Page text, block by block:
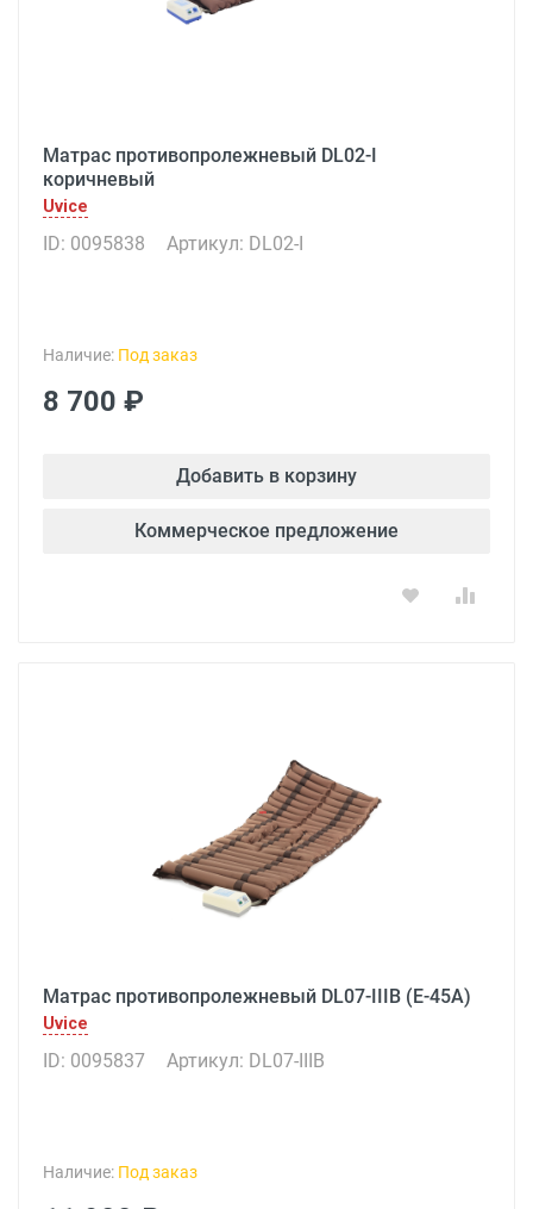
Матрас противопролежневый DL02-I
коричневый
Uvice
ID: 0095838 Артикул: DL02-I
Наличие: Под заказ
8 700 ₽
Добавить в корзину
Коммерческое предложение
Матрас противопролежневый DL07-IIIB (E-45A)
Uvice
ID: 0095837 Артикул: DL07-IIIB
Наличие: Под заказ